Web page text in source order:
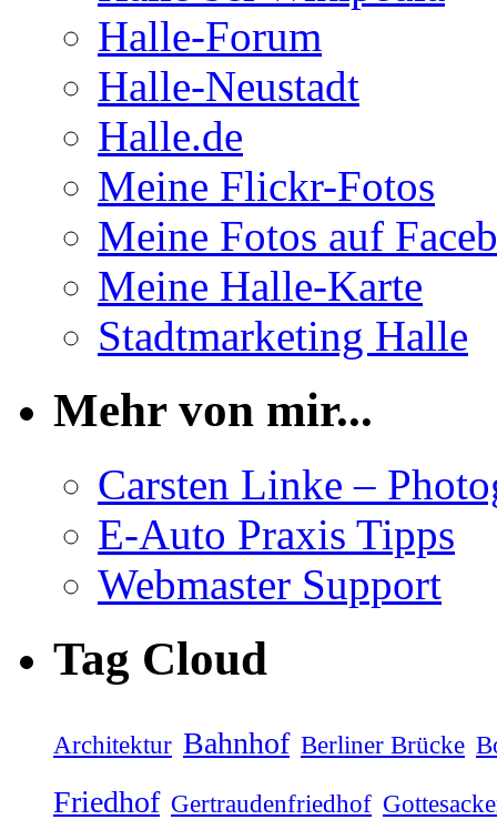
Halle-Forum
Halle-Neustadt
Halle.de
Meine Flickr-Fotos
Meine Fotos auf
Meine Halle-Karte
Stadtmarketing Halle
Mehr von mir...
Carsten Linke –
E-Auto Praxis Tipps
Webmaster Support
Tag Cloud
Architektur Bahnhof Berliner Brücke
Friedhof Gertraudenfriedhof